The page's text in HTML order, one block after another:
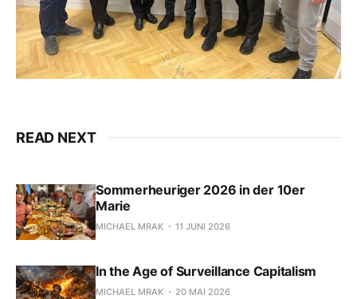
READ NEXT
Sommerheuriger 2026 in der 10er
Marie
MICHAEL MRAK 11 JUNI 2026
In the Age of Surveillance Capitalism
MICHAEL MRAK 20 MAI 2026